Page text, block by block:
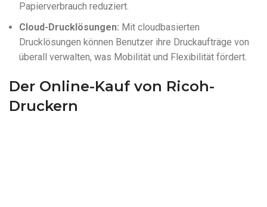
Papierverbrauch reduziert.
Cloud-Drucklösungen: Mit cloudbasierten
Drucklösungen können Benutzer ihre Druckaufträge von
überall verwalten, was Mobilität und Flexibilität fördert.
Der Online-Kauf von Ricoh-
Druckern